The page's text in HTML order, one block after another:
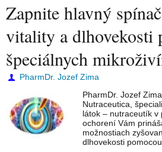
Zapnite hlavný
vitality a dlhovekosti
špeciálnych
PharmDr. Jozef Zima
PharmDr. Jozef
Nutraceutica,
látok – nutraceutík v
ochorení Vám
možnostiach
dlhovekosti